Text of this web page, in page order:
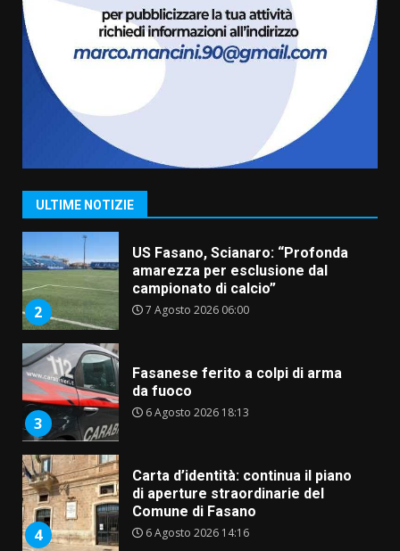
ULTIME NOTIZIE
“I Contestatori: Musica di
Rivoluzione”: nuovo
appuntamento con “Fasano in
Banda”
7 Agosto 2026 06:05
2
US Fasano, Scianaro: “Profonda
amarezza per esclusione dal
3
Fasanese ferito a colpi di arma
da fuoco
6 Agosto 2026 18:13
4
Carta d’identità: continua il piano
di aperture straordinarie del
Comune di Fasano
5
Grazia Neglia, coordinatrice
cittadina di Fratelli d’Italia,
pronta a tornare in Consiglio
comunale